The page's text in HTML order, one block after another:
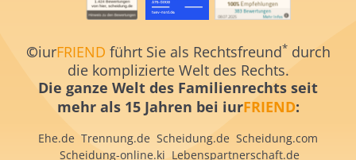
©iurFRIEND führt Sie als Rechtsfreund*durch
die komplizierte Welt des Rechts.
Die ganze Welt des Familienrechts seit
mehr als 15 Jahren bei iurFRIEND:
Ehe.de Trennung.de Scheidung.de Scheidung.com
Scheidung-online.ki Lebenspartnerschaft.de